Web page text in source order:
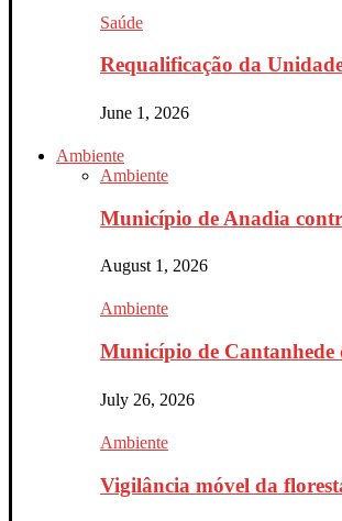
Saúde
Requalificação da
June 1, 2026
Ambiente
Ambiente
Município de Anadia
August 1, 2026
Ambiente
Município de Cantanhede
July 26, 2026
Ambiente
Vigilância móvel da